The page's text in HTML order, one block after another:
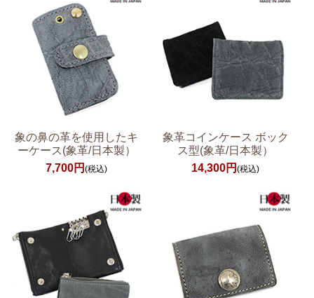
象の鼻の革を使用したキ
ーケース(象革/日本製）
7,700円(税込)
象革コインケース ボック
ス型(象革/日本製）
14,300円(税込)